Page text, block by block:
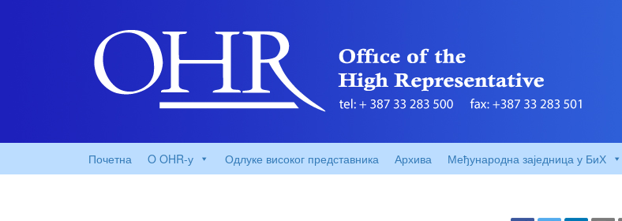
Почетна O OHR-у Одлуке високог представника Архива Међународна заједница у БиХ